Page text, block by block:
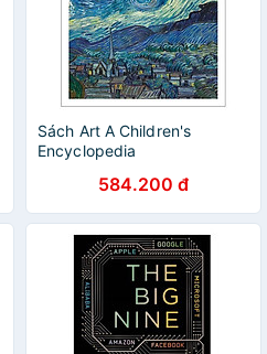
Sách Art A Children's
Encyclopedia
584.200 đ